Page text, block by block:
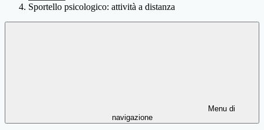
Sportello psicologico: attività a distanza
Menu di
navigazione